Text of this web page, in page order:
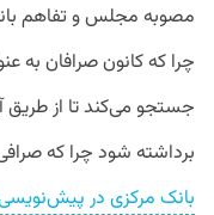
مصوبه مجلسو تفاهم
چرا کهکانونصرافان به
جستجو می‌کندتا ازطریق
برداشته شود چرا که
بانک مرکزی در